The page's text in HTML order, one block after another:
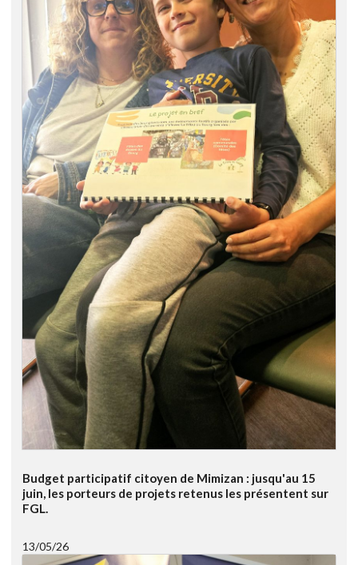
Budget participatif citoyen de Mimizan : jusqu'au 15
juin, les porteurs de projets retenus les présentent sur
FGL.
13/05/26